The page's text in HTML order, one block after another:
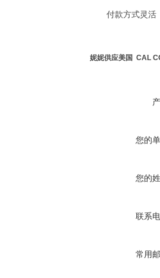
付款方式灵活
妮妮供应美国 CAL
您的
您的
联系
常用